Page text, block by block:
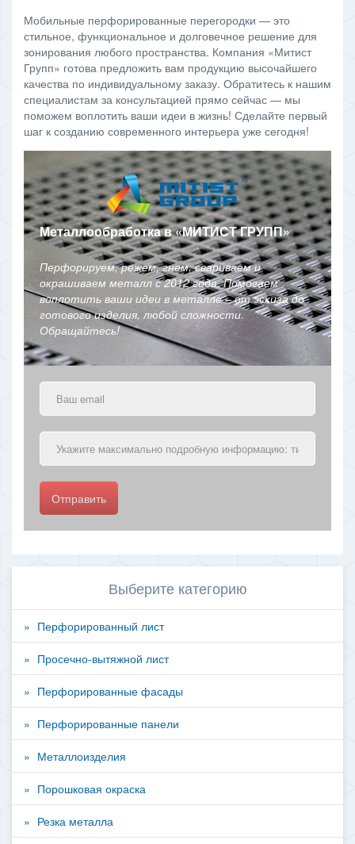
Мобильные перфорированные перегородки — это
стильное, функциональное и долговечное решение для
зонирования любого пространства. Компания «Митист
Групп» готова предложить вам продукцию высочайшего
качества по индивидуальному заказу. Обратитесь к нашим
специалистам за консультацией прямо сейчас — мы
поможем воплотить ваши идеи в жизнь! Сделайте первый
шаг к созданию современного интерьера уже сегодня!
Металлообработка в«МИТИСТ ГРУПП»
Перфорируем, режем, гнем, свариваем и
окрашиваем металл с 2012 года. Помогаем
воплотить ваши идеи в металле – от эскиза до
готового изделия, любой сложности.
Обращайтесь!
Отправить
Выберите категорию
Перфорированный лист
Просечно-вытяжной лист
Перфорированные фасады
Перфорированные панели
Металлоизделия
Порошковая окраска
Резка металла